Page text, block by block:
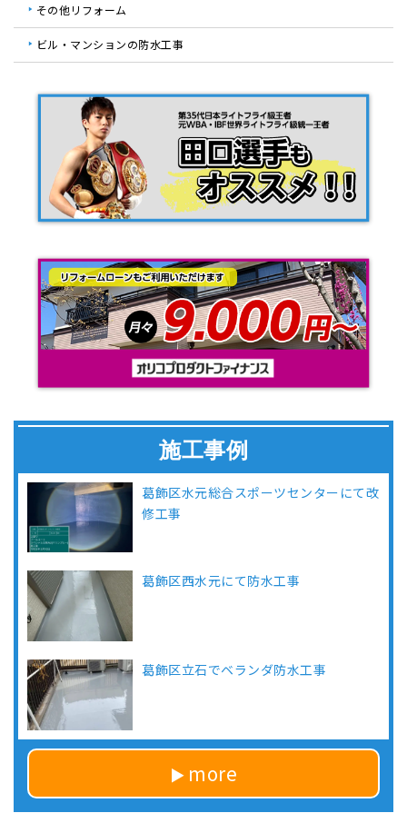
その他リフォーム
ビル・マンションの防水工事
施工事例
葛飾区水元総合スポーツセンターにて改
修工事
葛飾区西水元にて防水工事
葛飾区立石でベランダ防水工事
more